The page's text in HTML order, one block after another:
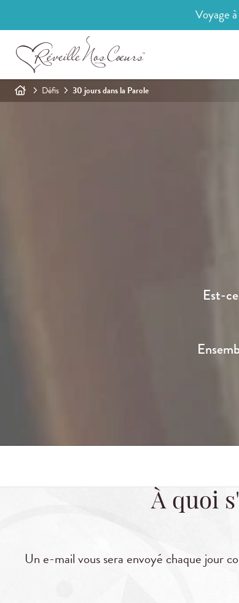
Voyage
Défis 30 jours dans la Parole
Est-
À quoi
Un e-mail vous sera envoyé chaque jour